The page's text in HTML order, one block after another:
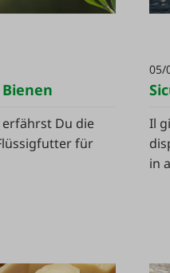
Du die
für
05/
Il
in